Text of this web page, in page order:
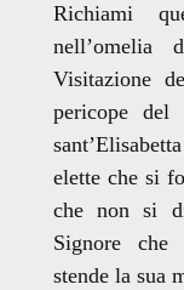
Richiami
nell’omelia
Visitazione
pericope
elette che si
che non si
Signore che
stende la sua